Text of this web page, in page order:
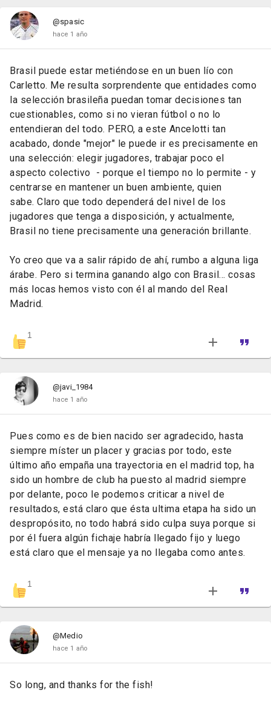
@spasic
hace 1 año
Brasil puede estar metiéndose en un buen lío con
Carletto. Me resulta sorprendente que entidades como
la selección brasileña puedan tomar decisiones tan
cuestionables, como si no vieran fútbol o no lo
entendieran del todo. PERO, a este Ancelotti tan
acabado, donde "mejor" le puede ir es precisamente en
una selección: elegir jugadores, trabajar poco el
aspecto colectivo - porque el tiempo no lo permite - y
centrarse en mantener un buen ambiente, quien
sabe. Claro que todo dependerá del nivel de los
jugadores que tenga a disposición, y actualmente,
Brasil no tiene precisamente una generación brillante.
Yo creo que va a salir rápido de ahí, rumbo a alguna liga
árabe. Pero si termina ganando algo con Brasil… cosas
más locas hemos visto con él al mando del Real
Madrid.
1
@javi_1984
hace 1 año
Pues como es de bien nacido ser agradecido, hasta
siempre míster un placer y gracias por todo, este
último año empaña una trayectoria en el madrid top, ha
sido un hombre de club ha puesto al madrid siempre
por delante, poco le podemos criticar a nivel de
resultados, está claro que ésta ultima etapa ha sido un
despropósito, no todo habrá sido culpa suya porque si
por él fuera algún fichaje habría llegado fijo y luego
está claro que el mensaje ya no llegaba como antes.
1
@Medio
hace 1 año
So long, and thanks for the fish!